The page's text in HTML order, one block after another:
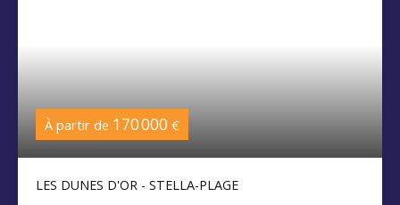
À partir de 170 000 €
LES DUNES D'OR - STELLA-PLAGE